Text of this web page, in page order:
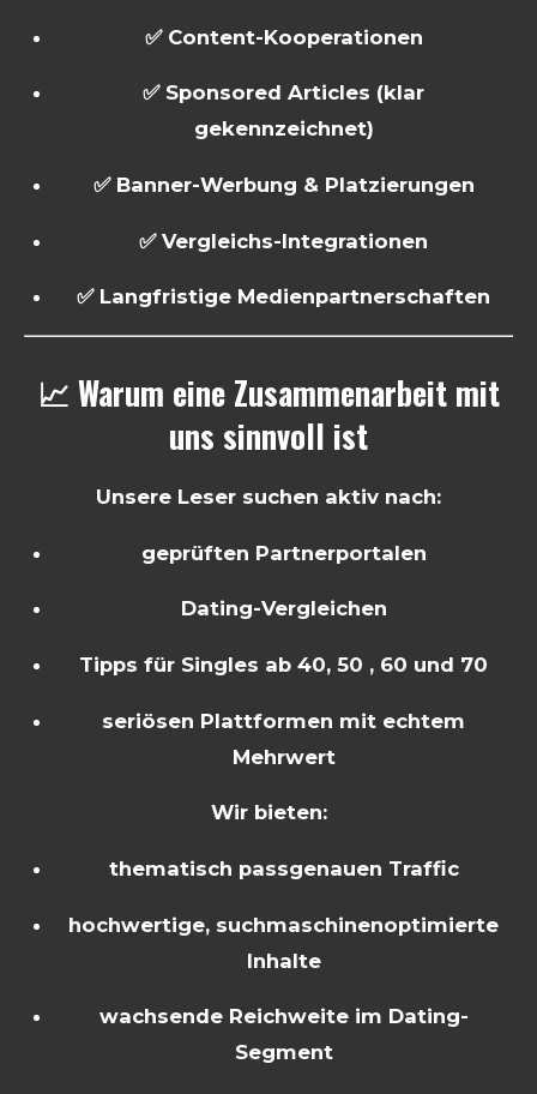
✅ Content-Kooperationen
✅ Sponsored Articles (klar
gekennzeichnet)
✅ Banner-Werbung & Platzierungen
✅ Vergleichs-Integrationen
✅ Langfristige Medienpartnerschaften
📈 Warum eine Zusammenarbeit mit
uns sinnvoll ist
Unsere Leser suchen aktiv nach:
geprüften Partnerportalen
Dating-Vergleichen
Tipps für Singles ab 40, 50 , 60 und 70
seriösen Plattformen mit echtem
Mehrwert
Wir bieten:
thematisch passgenauen Traffic
hochwertige, suchmaschinenoptimierte
Inhalte
wachsende Reichweite im Dating-
Segment